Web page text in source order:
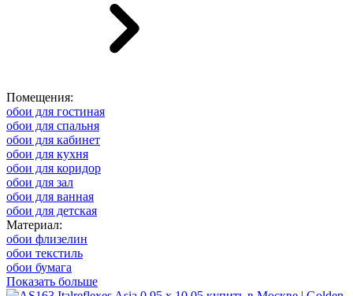
Помещения:
обои для гостиная
обои для спальня
обои для кабинет
обои для кухня
обои для коридор
обои для зал
обои для ванная
обои для детская
Материал:
обои флизелин
обои текстиль
обои бумага
Показать больше